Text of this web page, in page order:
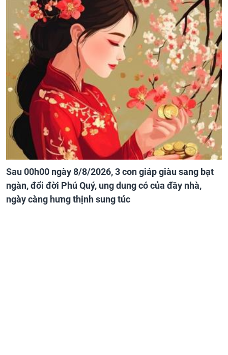
Sau 00h00 ngày 8/8/2026, 3 con giáp giàu sang bạt
ngàn, đổi đời Phú Quý, ung dung có của đầy nhà,
ngày càng hưng thịnh sung túc